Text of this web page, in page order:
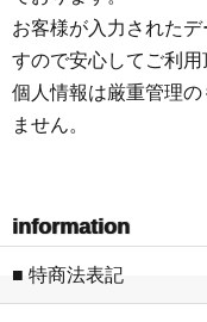
お客様が入力された
すので安心してご利用
個人情報は厳重管理
ません。
information
■ 特商法表記